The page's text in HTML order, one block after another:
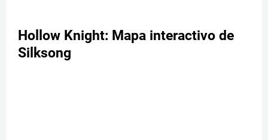
Hollow Knight: Mapa interactivo de
Silksong